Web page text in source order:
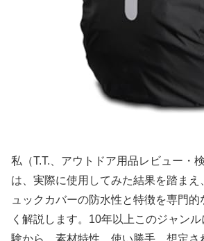
私（T.T.、アウトドア用品レビュー・
は、実際に使用してみた結果を踏まえ
ュックカバーの防水性と特徴を専門
く解説します。10年以上このジャン
験から、素材特性、使い勝手、想定さ